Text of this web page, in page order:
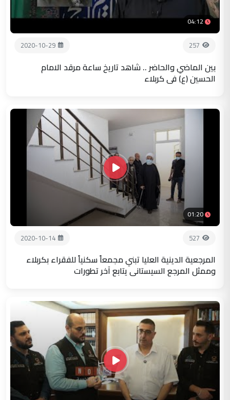
04:12
257
2020-10-29
بين الماضي والحاضر .. شاهد تاريخ ساعة مرقد الامام
الحسين (ع) في كربلاء
01:20
527
2020-10-14
المرجعية الدينية العليا تبني مجمعاً سكنياً للفقراء بكربلاء
وممثل المرجع السيستاني يتابع آخر تطورات